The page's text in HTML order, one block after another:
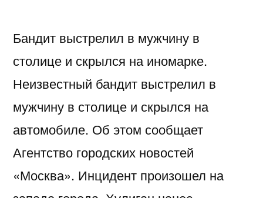
Бандит выстрелил в мужчину в
столице и скрылся на иномарке.
Неизвестный бандит выстрелил в
мужчину в столице и скрылся на
автомобиле. Об этом сообщает
Агентство городских новостей
«Москва». Инцидент произошел на